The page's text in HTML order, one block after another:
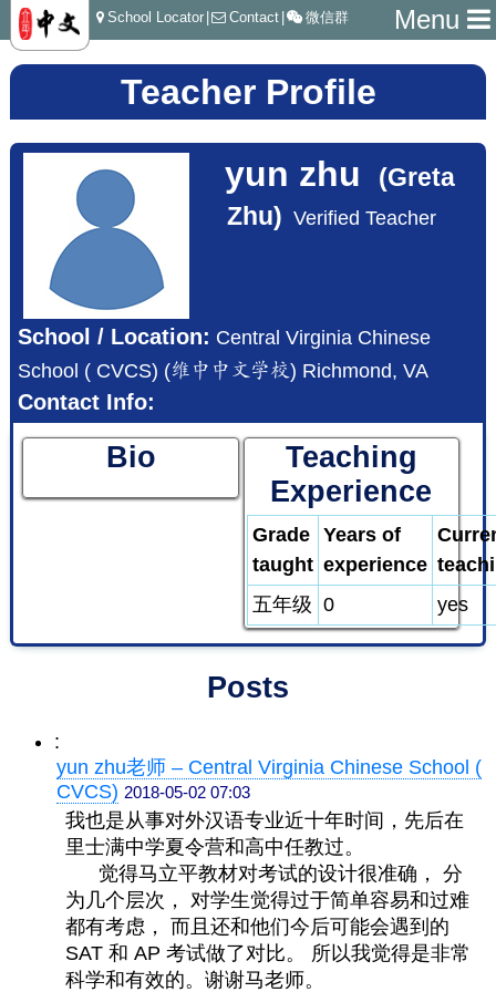
Menu
School Locator Contact 微信群
Teacher Profile
yun zhu
(Greta
Zhu) Verified Teacher
School / Location: Central Virginia Chinese
School ( CVCS) (维中中文学校) Richmond, VA
Contact Info:
Bio
Teaching
Experience
Grade
taught
Years of
experience
五年级 0 yes
Posts
:
yun zhu老师 – Central Virginia Chinese School (
CVCS) 2018-05-02 07:03
我也是从事对外汉语专业近十年时间，先后在
里士满中学夏令营和高中任教过。
觉得马立平教材对考试的设计很准确， 分
为几个层次， 对学生觉得过于简单容易和过难
都有考虑， 而且还和他们今后可能会遇到的
SAT 和 AP 考试做了对比。 所以我觉得是非常
科学和有效的。谢谢马老师。